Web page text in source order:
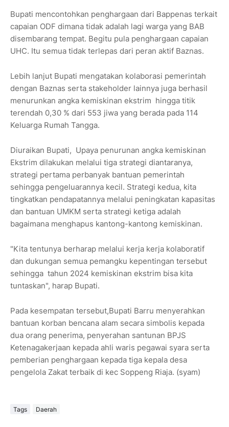
Bupati mencontohkan penghargaan dari Bappenas terkait
capaian ODF dimana tidak adalah lagi warga yang BAB
disembarang tempat. Begitu pula penghargaan capaian
UHC. Itu semua tidak terlepas dari peran aktif Baznas.
Lebih lanjut Bupati mengatakan kolaborasi pemerintah
dengan Baznas serta stakeholder lainnya juga berhasil
menurunkan angka kemiskinan ekstrim hingga titik
terendah 0,30 % dari 553 jiwa yang berada pada 114
Keluarga Rumah Tangga.
Diuraikan Bupati, Upaya penurunan angka kemiskinan
Ekstrim dilakukan melalui tiga strategi diantaranya,
strategi pertama perbanyak bantuan pemerintah
sehingga pengeluarannya kecil. Strategi kedua, kita
tingkatkan pendapatannya melalui peningkatan kapasitas
dan bantuan UMKM serta strategi ketiga adalah
bagaimana menghapus kantong-kantong kemiskinan.
"Kita tentunya berharap melalui kerja kerja kolaboratif
dan dukungan semua pemangku kepentingan tersebut
sehingga tahun 2024 kemiskinan ekstrim bisa kita
tuntaskan", harap Bupati.
Pada kesempatan tersebut,Bupati Barru menyerahkan
bantuan korban bencana alam secara simbolis kepada
dua orang penerima, penyerahan santunan BPJS
Ketenagakerjaan kepada ahli waris pegawai syara serta
pemberian penghargaan kepada tiga kepala desa
pengelola Zakat terbaik di kec Soppeng Riaja. (syam)
Tags Daerah